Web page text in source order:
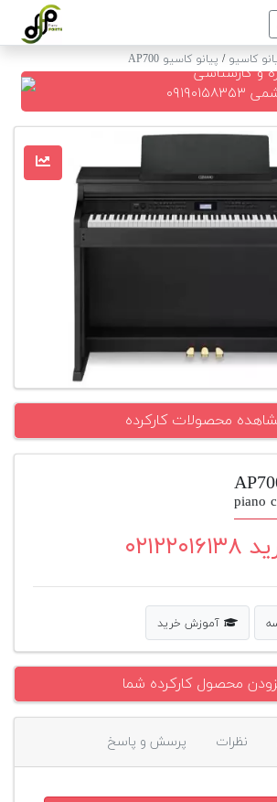
کاسیو / پیانو کاسیو AP700
و کارشناسی
محصولات کارکرده
piano
آموزش خرید
محصول کارکرده شما
نظرات پرسش و پاسخ